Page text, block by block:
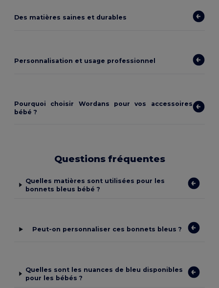
Des matières saines et durables
Personnalisation et usage professionnel
Pourquoi choisir Wordans pour vos accessoires
bébé ?
Questions fréquentes
Quelles matières sont utilisées pour les
bonnets bleus bébé ?
Peut-on personnaliser ces bonnets bleus ?
Quelles sont les nuances de bleu disponibles
pour les bébés ?